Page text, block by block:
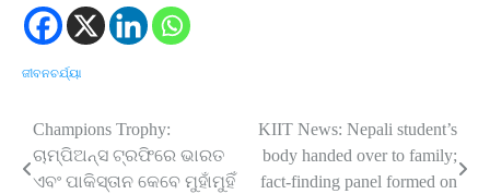
ଜୀବନଚର୍ଯ୍ୟା
Post
navigation
Champions Trophy:
ଚାମ୍ପିଅନ୍ସ ଟ୍ରଫିରେ ଭାରତ
ଏବଂ ପାକିସ୍ତାନ କେବେ ମୁହାଁମୁହିଁ
KIIT News: Nepali student’s
body handed over to family;
fact-finding panel formed on